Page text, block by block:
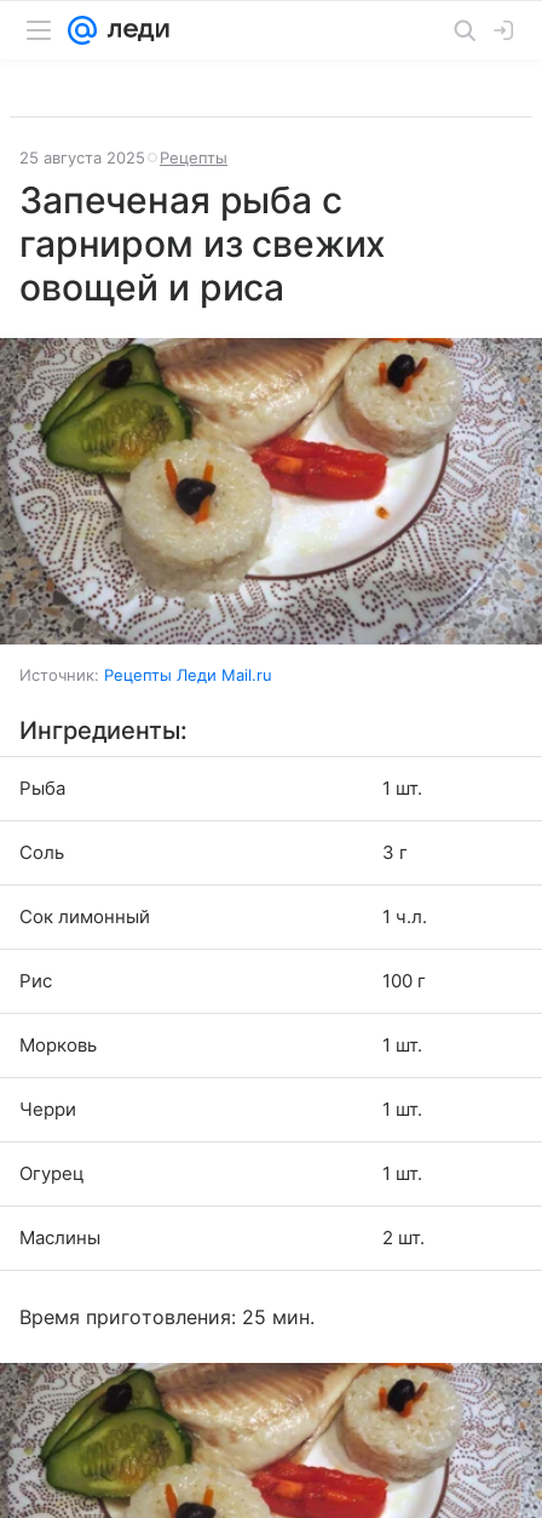
25 августа 2025 Рецепты
Запеченая рыба с
гарниром из свежих
овощей и риса
Источник: Рецепты Леди Mail.ru
Ингредиенты:
Рыба 1 шт.
Соль 3 г
Сок лимонный 1 ч.л.
Рис 100 г
Морковь 1 шт.
Черри 1 шт.
Огурец 1 шт.
Маслины 2 шт.
Время приготовления: 25 мин.